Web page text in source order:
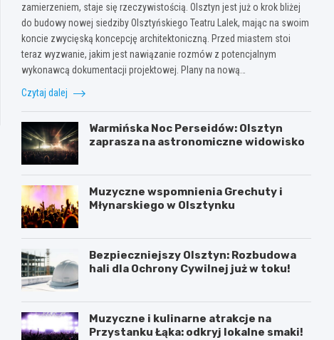
zamierzeniem, staje się rzeczywistością. Olsztyn jest już o krok bliżej
do budowy nowej siedziby Olsztyńskiego Teatru Lalek, mając na swoim
koncie zwycięską koncepcję architektoniczną. Przed miastem stoi
teraz wyzwanie, jakim jest nawiązanie rozmów z potencjalnym
wykonawcą dokumentacji projektowej. Plany na nową…
Czytaj dalej
Warmińska Noc Perseidów: Olsztyn
zaprasza na astronomiczne widowisko
Muzyczne wspomnienia Grechuty i
Młynarskiego w Olsztynku
Bezpieczniejszy Olsztyn: Rozbudowa
hali dla Ochrony Cywilnej już w toku!
Muzyczne i kulinarne atrakcje na
Przystanku Łąka: odkryj lokalne smaki!